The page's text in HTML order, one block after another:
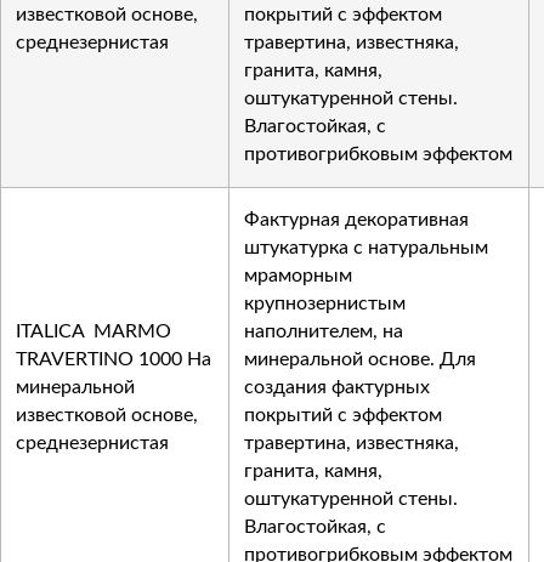
известковой основе,
среднезернистая
покрытий с эффектом
травертина, известняка,
гранита, камня,
оштукатуренной стены.
Влагостойкая, с
противогрибковым эффектом
ITALICA MARMO
TRAVERTINO 1000 На
минеральной
известковой основе,
среднезернистая
Фактурная декоративная
штукатурка с натуральным
мраморным
крупнозернистым
наполнителем, на
минеральной основе. Для
создания фактурных
покрытий с эффектом
травертина, известняка,
гранита, камня,
оштукатуренной стены.
Влагостойкая, с
противогрибковым эффектом